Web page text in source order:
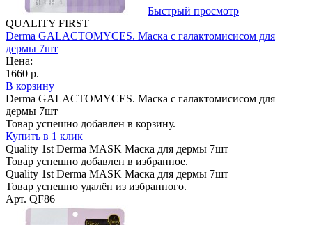
Быстрый просмотр
QUALITY FIRST
Derma GALACTOMYCES. Маска с галактомисисом для
дермы 7шт
Цена:
1660 р.
В корзину
Derma GALACTOMYCES. Маска с галактомисисом для
дермы 7шт
Товар успешно добавлен в корзину.
Купить в 1 клик
Quality 1st Derma MASK Маска для дермы 7шт
Товар успешно добавлен в избранное.
Quality 1st Derma MASK Маска для дермы 7шт
Товар успешно удалён из избранного.
Арт. QF86